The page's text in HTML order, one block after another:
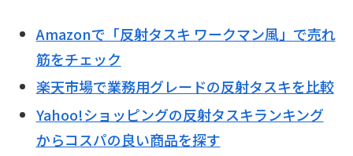
Amazonで「反射タスキ ワークマン風」で売れ
筋をチェック
楽天市場で業務用グレードの反射タスキを比較
Yahoo!ショッピングの反射タスキランキング
からコスパの良い商品を探す